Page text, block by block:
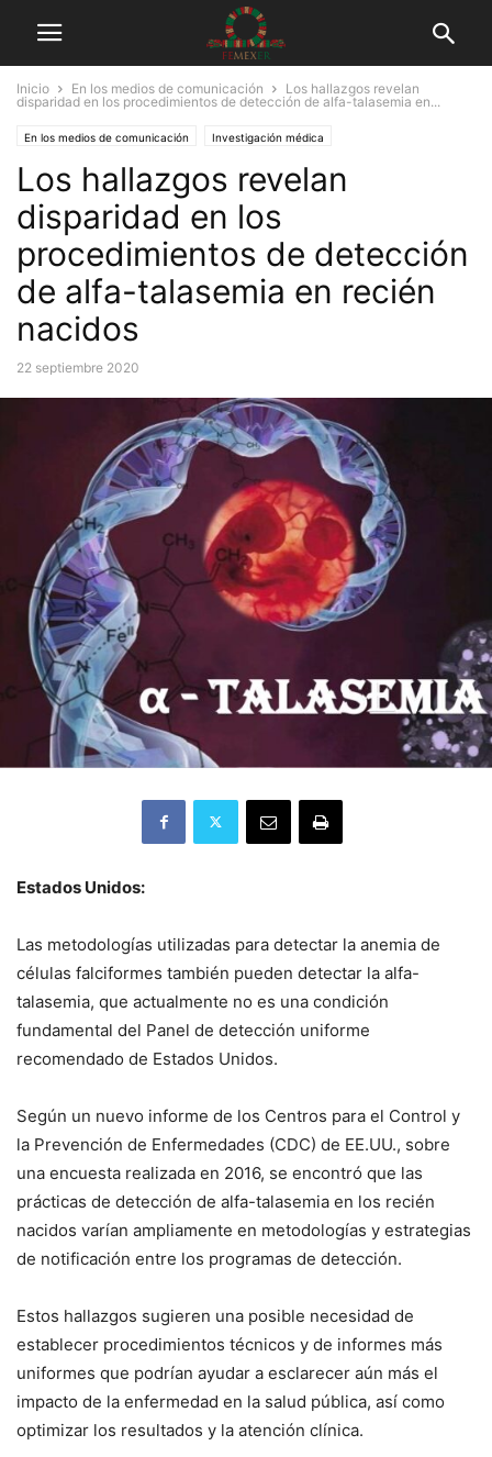
Inicio En los medios de comunicación
Los hallazgos revelan
disparidad en los procedimientos de detección de alfa-talasemia en...
En los medios de comunicación Investigación médica
Los hallazgos revelan
disparidad en los
procedimientos de detección
de alfa-talasemia en recién
nacidos
22 septiembre 2020
Estados Unidos:
Las metodologías utilizadas para detectar la anemia de
células falciformes también pueden detectar la alfa-
talasemia, que actualmente no es una condición
fundamental del Panel de detección uniforme
recomendado de Estados Unidos.
Según un nuevo informe de los Centros para el Control y
la Prevención de Enfermedades (CDC) de EE.UU., sobre
una encuesta realizada en 2016, se encontró que las
prácticas de detección de alfa-talasemia en los recién
nacidos varían ampliamente en metodologías y estrategias
de notificación entre los programas de detección.
Estos hallazgos sugieren una posible necesidad de
establecer procedimientos técnicos y de informes más
uniformes que podrían ayudar a esclarecer aún más el
impacto de la enfermedad en la salud pública, así como
optimizar los resultados y la atención clínica.